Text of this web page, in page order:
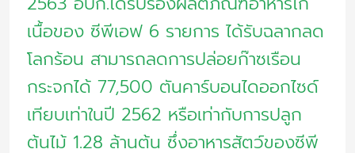
เนื้อของ ซีพีเอฟ 6 รายการ ได้รับฉลากลด
โลกร้อน สามารถลดการปล่อยก๊าซเรือน
กระจกได้ 77,500 ตันคาร์บอนไดออกไซด์
เทียบเท่าในปี 2562 หรือเท่ากับการปลูก
ต้นไม้ 1.28 ล้านต้น ซึ่งอาหารสัตว์ของซีพี